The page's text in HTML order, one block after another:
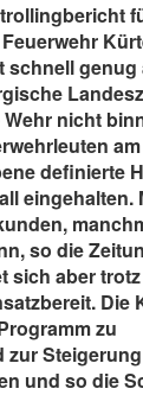
schnell genug
nicht
definierte
eingehalten.
so die
sich aber
Die
zu
zur
und so die